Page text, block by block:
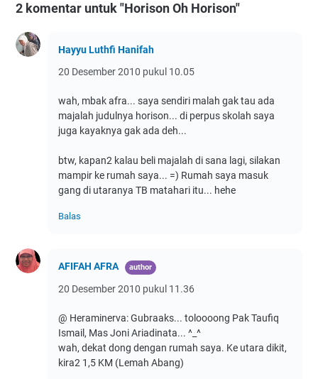
2 komentar untuk "Horison Oh Horison"
Hayyu Luthfi Hanifah
20 Desember 2010 pukul 10.05
wah, mbak afra... saya sendiri malah gak tau ada
majalah judulnya horison... di perpus skolah saya
juga kayaknya gak ada deh...
btw, kapan2 kalau beli majalah di sana lagi, silakan
mampir ke rumah saya... =) Rumah saya masuk
gang di utaranya TB matahari itu... hehe
Balas
AFIFAH AFRA
20 Desember 2010 pukul 11.36
@ Heraminerva: Gubraaks... toloooong Pak Taufiq
Ismail, Mas Joni Ariadinata... ^_^
wah, dekat dong dengan rumah saya. Ke utara dikit,
kira2 1,5 KM (Lemah Abang)